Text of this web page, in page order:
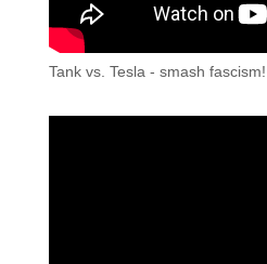
Tank vs. Tesla - smash fascism!